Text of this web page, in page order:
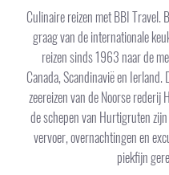
Culinaire reizen met BBI Travel.
graag van de internationale
reizen sinds 1963 naar de
Canada, Scandinavië en
zeereizen van de Noorse
de schepen van Hurtigruten
vervoer, overnachtingen en
piekfijn